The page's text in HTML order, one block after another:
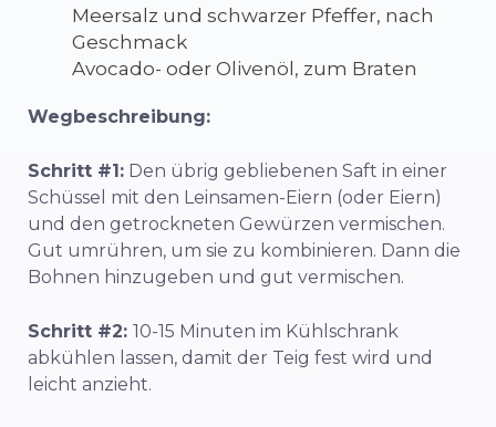
Meersalz und schwarzer Pfeffer, nach
Geschmack
Avocado- oder Olivenöl, zum Braten
Wegbeschreibung:
Schritt #1: Den übrig gebliebenen Saft in einer
Schüssel mit den Leinsamen-Eiern (oder Eiern)
und den getrockneten Gewürzen vermischen.
Gut umrühren, um sie zu kombinieren. Dann die
Bohnen hinzugeben und gut vermischen.
Schritt #2: 10-15 Minuten im Kühlschrank
abkühlen lassen, damit der Teig fest wird und
leicht anzieht.